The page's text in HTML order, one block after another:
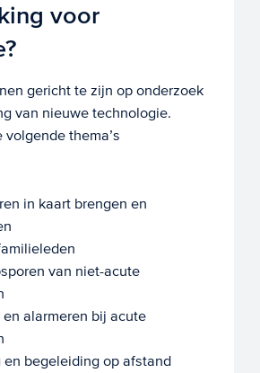
voor
gericht te zijn op onderzoek
van nieuwe technologie.
thema’s
in kaart brengen en
van niet-acute
alarmeren bij acute
en begeleiding op afstand